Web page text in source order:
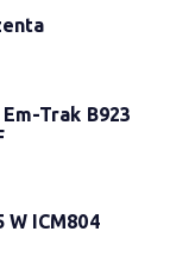
Trak B923
W ICM804